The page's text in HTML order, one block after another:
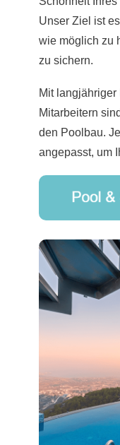
Unser Ziel ist
wie möglich zu
zu sichern.
Mit
Mitarbeitern
den Poolbau.
angepasst, um